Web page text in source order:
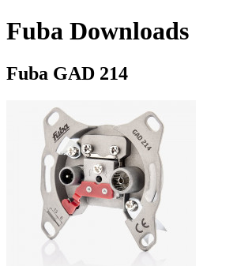
Fuba Downloads
Fuba GAD 214